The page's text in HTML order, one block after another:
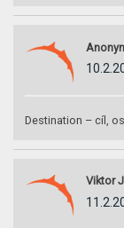
Destination – cíl,
Viktor